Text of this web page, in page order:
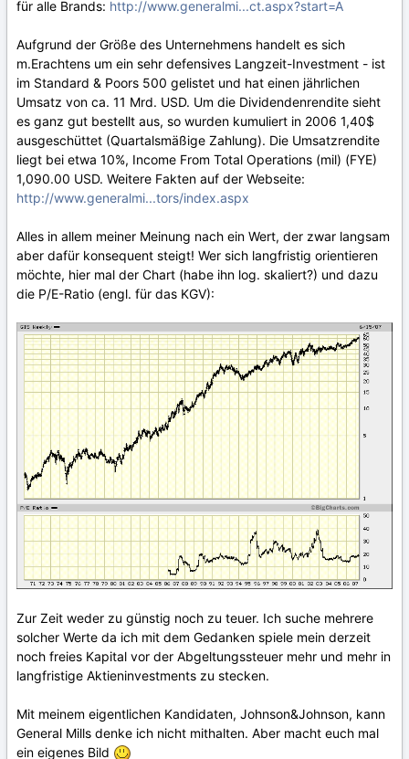
für alle Brands: http://www.generalmi...ct.aspx?start=A
Aufgrund der Größe des Unternehmens handelt es sich
m.Erachtens um ein sehr defensives Langzeit-Investment - ist
im Standard & Poors 500 gelistet und hat einen jährlichen
Umsatz von ca. 11 Mrd. USD. Um die Dividendenrendite sieht
es ganz gut bestellt aus, so wurden kumuliert in 2006 1,40$
ausgeschüttet (Quartalsmäßige Zahlung). Die Umsatzrendite
liegt bei etwa 10%, Income From Total Operations (mil) (FYE)
1,090.00 USD. Weitere Fakten auf der Webseite:
http://www.generalmi...tors/index.aspx
Alles in allem meiner Meinung nach ein Wert, der zwar langsam
aber dafür konsequent steigt! Wer sich langfristig orientieren
möchte, hier mal der Chart (habe ihn log. skaliert?) und dazu
die P/E-Ratio (engl. für das KGV):
Zur Zeit weder zu günstig noch zu teuer. Ich suche mehrere
solcher Werte da ich mit dem Gedanken spiele mein derzeit
noch freies Kapital vor der Abgeltungssteuer mehr und mehr in
langfristige Aktieninvestments zu stecken.
Mit meinem eigentlichen Kandidaten, Johnson&Johnson, kann
General Mills denke ich nicht mithalten. Aber macht euch mal
ein eigenes Bild